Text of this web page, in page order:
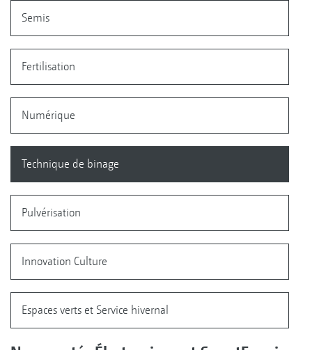
Semis
Fertilisation
Numérique
Technique de binage
Pulvérisation
Innovation Culture
Espaces verts et Service hivernal